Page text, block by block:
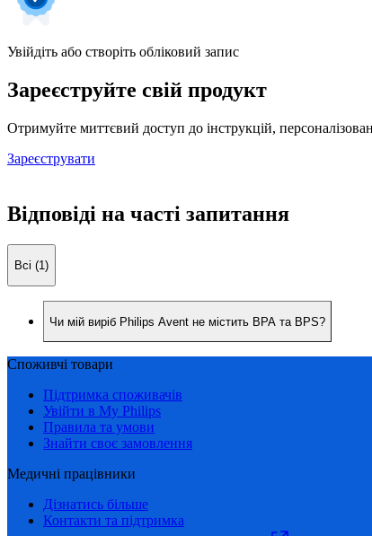
Увійдіть або створіть обліковий запис
Зареєструйте свій продукт
Отримуйте миттєвий доступ до інструкцій,
Зареєструвати
Відповіді на часті запитання
Всі (1)
Чи мій виріб Philips Avent не містить BPA та BPS?
Споживчі товари
Підтримка споживачів
Увійти в My Philips
Правила та умови
Знайти своє замовлення
Медичні працівники
Дізнатись більше
Контакти та підтримка